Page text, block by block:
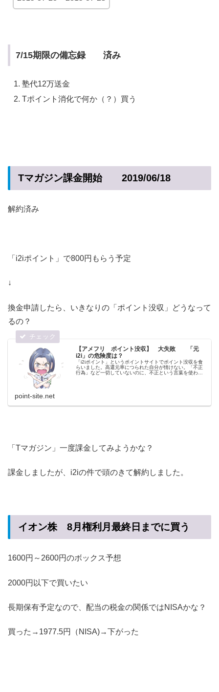
7/15期限の備忘録 済み
塾代12万送金
Tポイント消化で何か（？）買う
Tマガジン課金開始 2019/06/18
解約済み
「i2iポイント」で800円もらう予定
↓
換金申請したら、いきなりの「ポイント没収」どうなって
るの？
【アメフリ ポイント没収】 大失敗 「元
i2i」の危険度は？
「i2iポイント」というポイントサイトでポイント没収を食
らいました。高還元率につられた自分が情けない。「不正
行為」など一切していないのに、不正という言葉を使われ
point-site.net
「Tマガジン」一度課金してみようかな？
課金しましたが、i2iの件で頭のきて解約しました。
イオン株 8月権利月最終日までに買う
1600円～2600円のボックス予想
2000円以下で買いたい
長期保有予定なので、配当の税金の関係ではNISAかな？
買った→1977.5円（NISA)→下がった